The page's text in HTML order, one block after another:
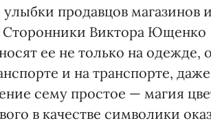
продавцов магазинов и
Сторонники Виктора Ющенко
ее не только на одежде,
и на транспорте,
сему простое — магия
в качестве символики